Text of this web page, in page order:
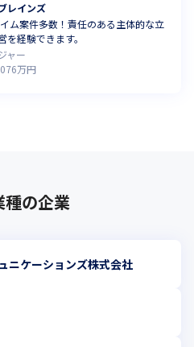
レインズ
ム案件多数！責任のある主体的な立
経験できます。
ャー
万円
種の企業
ニケーションズ株式会社